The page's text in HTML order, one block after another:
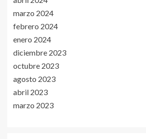
marzo 2024
febrero 2024
enero 2024
diciembre 2023
octubre 2023
agosto 2023
abril 2023
marzo 2023